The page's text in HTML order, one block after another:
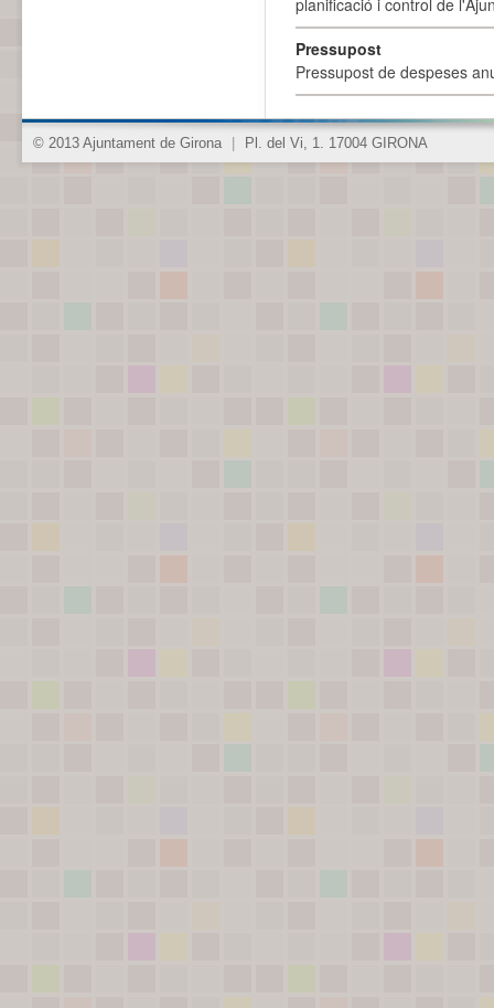
planificació i control de
Pressupost
Pressupost de despeses
© 2013 Ajuntament de Girona Pl. del Vi, 1. 17004 GIRONA